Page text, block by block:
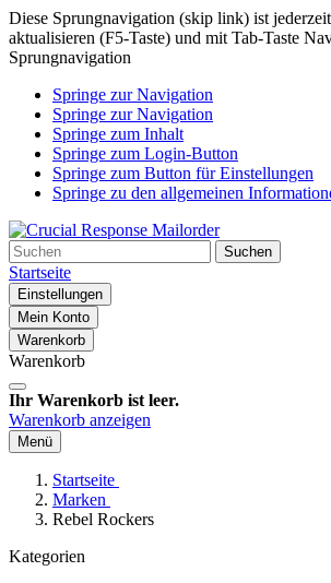
Diese Sprungnavigation (skip link) ist
aktualisieren (F5-Taste) und mit Tab-Taste
Sprungnavigation
Springe zur Navigation
Springe zur Navigation
Springe zum Inhalt
Springe zum Login-Button
Springe zum Button für Einstellungen
Springe zu den allgemeinen
Suchen
Startseite
Einstellungen
Mein Konto
Warenkorb
Warenkorb
Ihr Warenkorb ist leer.
Warenkorb anzeigen
Menü
Startseite
Marken
Rebel Rockers
Kategorien